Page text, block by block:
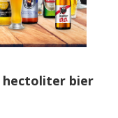
hectoliter bier